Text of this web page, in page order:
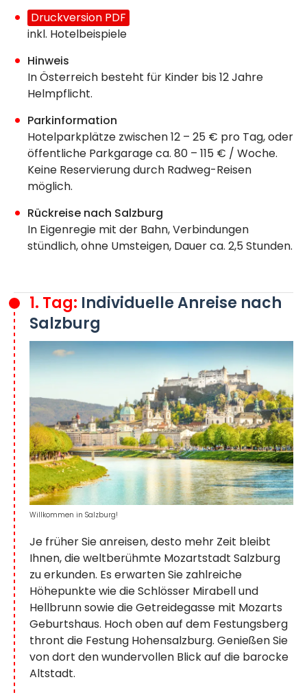
Druckversion PDF
inkl. Hotelbeispiele
Hinweis
In Österreich besteht für Kinder bis 12 Jahre
Helmpflicht.
Parkinformation
Hotelparkplätze zwischen 12 – 25 € pro Tag, oder
öffentliche Parkgarage ca. 80 – 115 € / Woche.
Keine Reservierung durch Radweg-Reisen
möglich.
Rückreise nach Salzburg
In Eigenregie mit der Bahn, Verbindungen
stündlich, ohne Umsteigen, Dauer ca. 2,5 Stunden.
1. Tag: Individuelle Anreise nach
Salzburg
Je früher Sie anreisen, desto mehr Zeit bleibt
Ihnen, die weltberühmte Mozartstadt Salzburg
zu erkunden. Es erwarten Sie zahlreiche
Höhepunkte wie die Schlösser Mirabell und
Hellbrunn sowie die Getreidegasse mit Mozarts
Geburtshaus. Hoch oben auf dem Festungsberg
thront die Festung Hohensalzburg. Genießen Sie
von dort den wundervollen Blick auf die barocke
Altstadt.
Willkommen in Salzburg!